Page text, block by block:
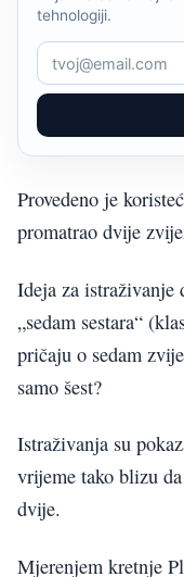
tehnologiji.
Provedeno je
promatrao dvije
Ideja za istraživanje
„sedam sestara“
pričaju o sedam
samo šest?
Istraživanja su
vrijeme tako blizu
dvije.
Mjerenjem kretnje